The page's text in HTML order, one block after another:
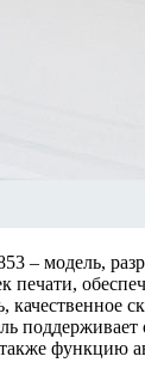
– модель,
печати,
качественное
поддерживает
функцию